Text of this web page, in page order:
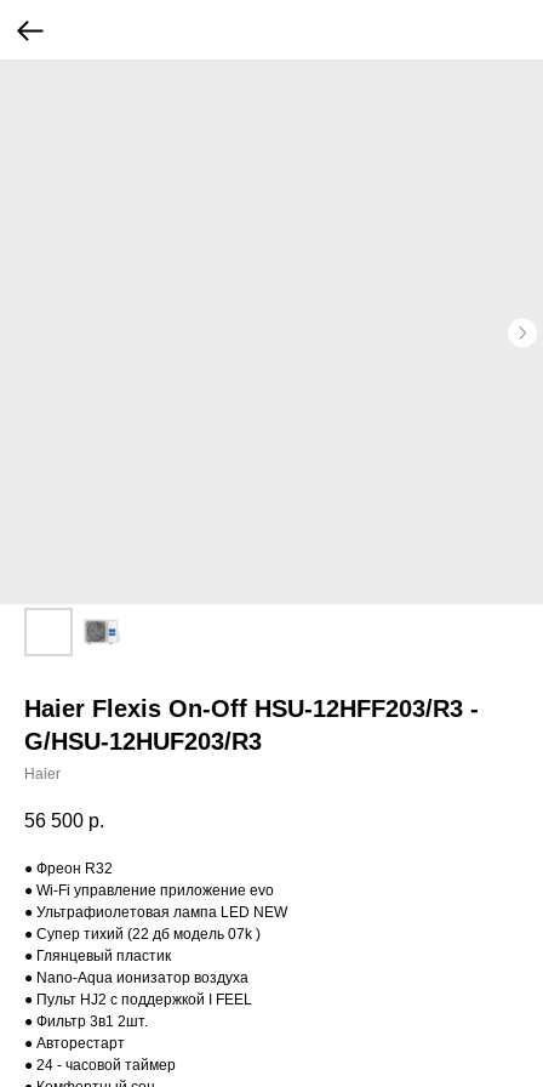
Haier Flexis On-Off HSU-12HFF203/R3 -
G/HSU-12HUF203/R3
Haier
56 500 р.
● Фреон R32
● Wi-Fi управление приложение evo
● Ультрафиолетовая лампа LED NEW
● Супер тихий (22 дб модель 07k )
● Глянцевый пластик
● Nano-Aqua ионизатор воздуха
● Пульт HJ2 с поддержкой I FEEL
● Фильтр 3в1 2шт.
● Авторестарт
● 24 - часовой таймер